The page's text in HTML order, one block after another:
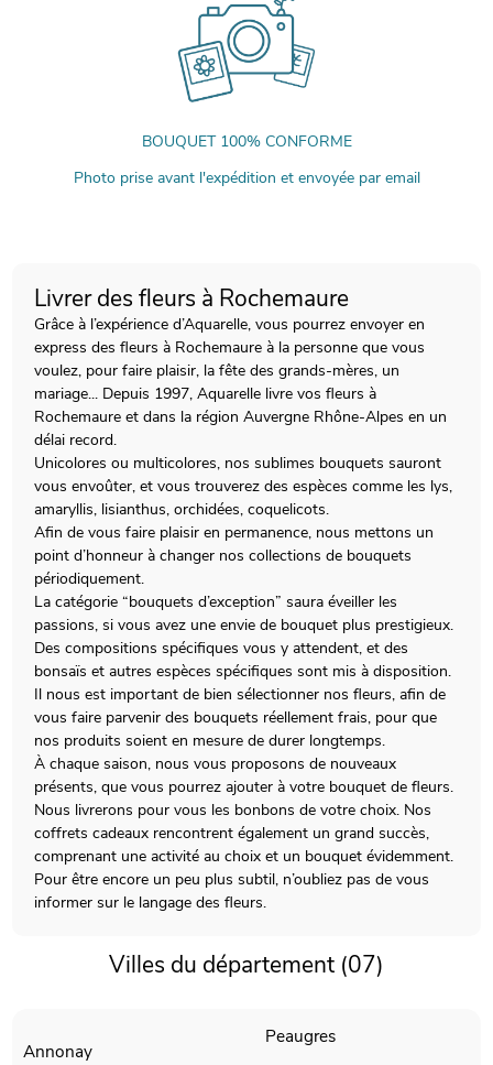
BOUQUET 100% CONFORME
Photo prise avant l'expédition et envoyée par email
Livrer des fleurs à Rochemaure
Grâce à l’expérience d’Aquarelle, vous pourrez envoyer en
express des fleurs à Rochemaure à la personne que vous
voulez, pour faire plaisir, la fête des grands-mères, un
mariage... Depuis 1997, Aquarelle livre vos fleurs à
Rochemaure et dans la région Auvergne Rhône-Alpes en un
délai record.
Unicolores ou multicolores, nos sublimes bouquets sauront
vous envoûter, et vous trouverez des espèces comme les lys,
amaryllis, lisianthus, orchidées, coquelicots.
Afin de vous faire plaisir en permanence, nous mettons un
point d’honneur à changer nos collections de bouquets
périodiquement.
La catégorie “bouquets d’exception” saura éveiller les
passions, si vous avez une envie de bouquet plus prestigieux.
Des compositions spécifiques vous y attendent, et des
bonsaïs et autres espèces spécifiques sont mis à disposition.
Il nous est important de bien sélectionner nos fleurs, afin de
vous faire parvenir des bouquets réellement frais, pour que
nos produits soient en mesure de durer longtemps.
À chaque saison, nous vous proposons de nouveaux
présents, que vous pourrez ajouter à votre bouquet de fleurs.
Nous livrerons pour vous les bonbons de votre choix. Nos
coffrets cadeaux rencontrent également un grand succès,
comprenant une activité au choix et un bouquet évidemment.
Pour être encore un peu plus subtil, n’oubliez pas de vous
informer sur le langage des fleurs.
Villes du département (07)
Annonay
Peaugres